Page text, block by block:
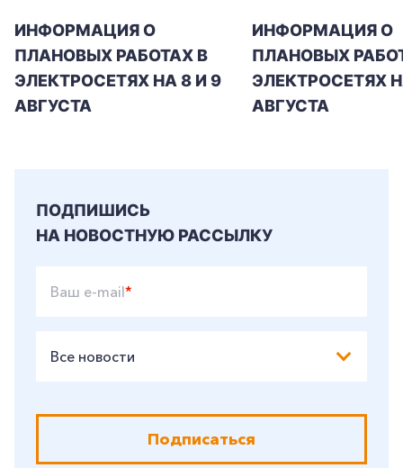
ИНФОРМАЦИЯ О
ПЛАНОВЫХ РАБОТАХ В
ЭЛЕКТРОСЕТЯХ НА 8 И 9
АВГУСТА
ИНФОРМАЦИЯ О
ПЛАНОВЫХ
ЭЛЕКТРОСЕТЯХ
АВГУСТА
ПОДПИШИСЬ
НА НОВОСТНУЮ РАССЫЛКУ
Ваш e-mail*
Все новости
Подписаться